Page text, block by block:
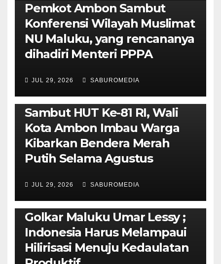
Pemkot Ambon Sambut
Konferensi Wilayah Muslimat
NU Maluku, yang rencananya
dihadiri Menteri PPPA
JUL 29, 2026 SABUROMEDIA
AMBON METRO POLITIK & PEMERINTAHAN
Sambut HUT Ke-81 RI, Wali
Kota Ambon Imbau Warga
Kibarkan Bendera Merah
Putih Selama Agustus
JUL 29, 2026 SABUROMEDIA
PENDIDIKAN & OLAHRAGA THE MOLUCCAS
Isi Materi LK-III HMI, Ketua
Golkar Maluku Umar Lessy ;
Indonesia Harus Melampaui
Hilirisasi Menuju Kedaulatan